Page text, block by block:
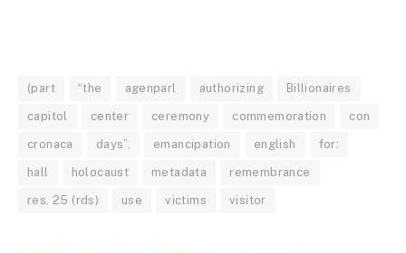
(part “the agenparl authorizing Billionaires
capitol center ceremony commemoration con
cronaca days”, emancipation english for:
hall holocaust metadata remembrance
res. 25 (rds) use victims visitor